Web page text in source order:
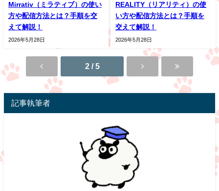
Mirrativ（ミラティブ）の使い
方や配信方法とは？手順を交
えて解説！
2026年5月28日
REALITY（リアリティ）の使
い方や配信方法とは？手順を
交えて解説！
2026年5月28日
2 / 5
記事執筆者